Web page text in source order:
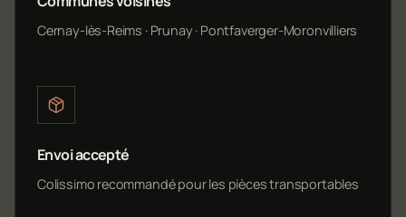
Cernay-lès-Reims · Prunay · Pontfaverger-Moronvilliers
Envoi accepté
Colissimo recommandé pour les pièces transportables